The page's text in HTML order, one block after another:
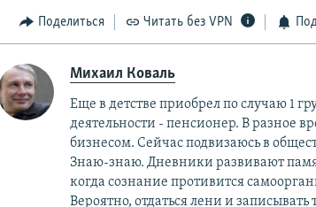
Поделиться Читать без VPN
Михаил Коваль
Еще в детстве приобрел по случаю 1
деятельности - пенсионер. В разное
бизнесом. Сейчас подвизаюсь в
Знаю-знаю. Дневники развивают
когда сознание противится
Вероятно, отдаться лени и